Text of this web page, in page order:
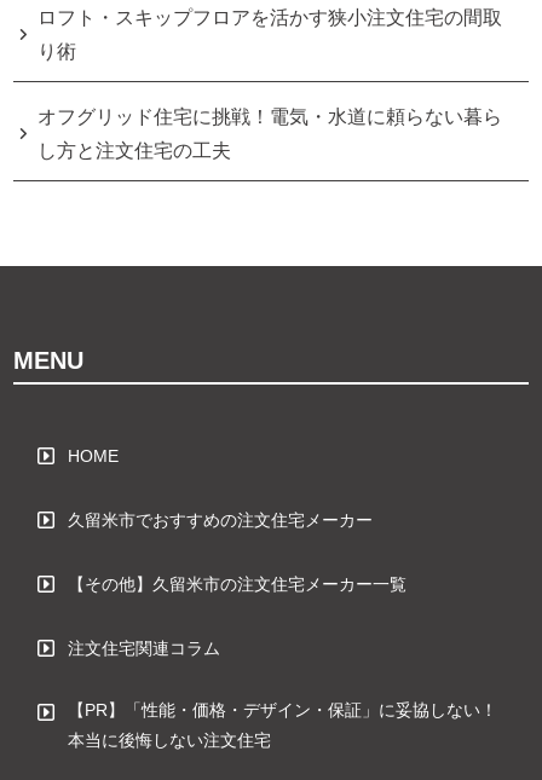
ロフト・スキップフロアを活かす狭小注文住宅の間取
り術
オフグリッド住宅に挑戦！電気・水道に頼らない暮ら
し方と注文住宅の工夫
MENU
HOME
久留米市でおすすめの注文住宅メーカー
【その他】久留米市の注文住宅メーカー一覧
注文住宅関連コラム
【PR】「性能・価格・デザイン・保証」に妥協しない！
本当に後悔しない注文住宅